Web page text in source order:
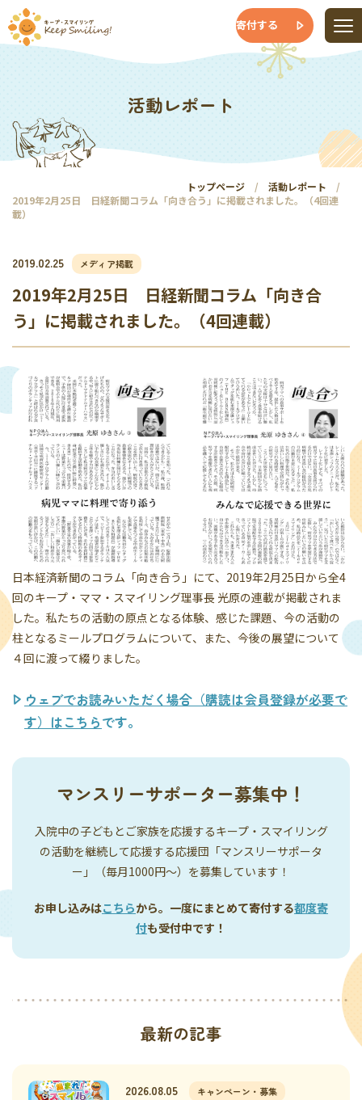
寄付する
活動レポート
トップページ
活動レポート
2019年2月25日 日経新聞コラム「向き合う」に掲載されました。（4回連
載）
2019.02.25 メディア掲載
2019年2月25日 日経新聞コラム「向き合
う」に掲載されました。（4回連載）
日本経済新聞のコラム「向き合う」にて、2019年2月25日から全4
回のキープ・ママ・スマイリング理事長 光原の連載が掲載されま
した。私たちの活動の原点となる体験、感じた課題、今の活動の
柱となるミールプログラムについて、また、今後の展望について
４回に渡って綴りました。
ウェブでお読みいただく場合（購読は会員登録が必要で
す）はこちらです。
マンスリーサポーター募集中！
入院中の子どもとご家族を応援するキープ・スマイリング
の活動を継続して応援する応援団「マンスリーサポータ
ー」（毎月1000円〜）を募集しています！
お申し込みはこちらから。一度にまとめて寄付する都度寄
付も受付中です！
最新の記事
2026.08.05 キャンペーン・募集